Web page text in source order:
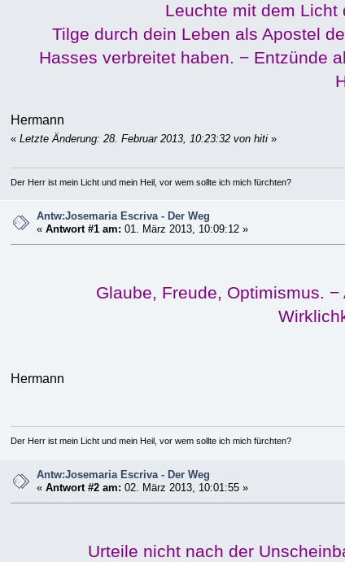
Leuchte mit dem Licht
Tilge durch dein Leben als Apostel
Hasses verbreitet haben. − Entzünde
Hermann
« Letzte Änderung: 28. Februar 2013, 10:23:32 von hiti »
Der Herr ist mein Licht und mein Heil, vor wem sollte ich mich fürchten?
Antw:Josemaria Escriva - Der Weg
«Antwort #1 am: 01. März 2013, 10:09:12 »
Glaube, Freude, Optimismus.
Hermann
Der Herr ist mein Licht und mein Heil, vor wem sollte ich mich fürchten?
Antw:Josemaria Escriva - Der Weg
«Antwort #2 am: 02. März 2013, 10:01:55 »
Urteile nicht nach der